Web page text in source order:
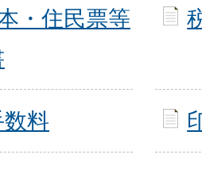
・住民票等
料